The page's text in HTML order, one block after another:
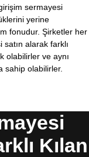
sermayesi
yerine
fonudur. Şirketler her
alarak farklı
olabilirler ve aynı
sahip olabilirler.
Kılan